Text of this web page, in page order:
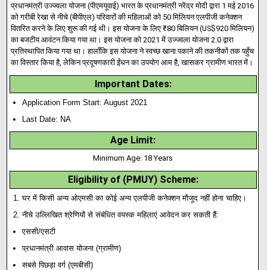
प्रधानमंत्री उज्ज्वला योजना (पीएमयूवाई) भारत के प्रधानमंत्री नरेंद्र मोदी द्वारा 1 मई 2016
को गरीबी रेखा से नीचे (बीपीएल) परिवारों की महिलाओं को 50 मिलियन एलपीजी कनेक्शन
वितरित करने के लिए शुरू की गई थी। इस योजना के लिए ₹80 बिलियन (US$920 मिलियन)
का बजटीय आवंटन किया गया था। इस योजना को 2021 में उज्ज्वला योजना 2.0 द्वारा
प्रतिस्थापित किया गया था। हालाँकि इस योजना ने स्वच्छ खाना पकाने की तकनीकों तक पहुँच
का विस्तार किया है, लेकिन प्रदूषणकारी ईंधन का उपयोग आम है, खासकर ग्रामीण भारत में।
Important Dates:
Application Form Start: August 2021
Last Date: NA
Age Limit:
Minimum Age: 18 Years
Eligibility of (PMUY) Scheme:
घर में किसी अन्य ओएमसी का कोई अन्य एलपीजी कनेक्शन मौजूद नहीं होना चाहिए।
नीचे उल्लिखित श्रेणियों से संबंधित वयस्क महिलाएं आवेदन कर सकती हैं:
एससी/एसटी
प्रधानमंत्री आवास योजना (ग्रामीण)
सबसे पिछड़ा वर्ग (एमबीसी)